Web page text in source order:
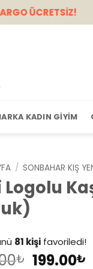
📦
KADIN GIYIM
/ SONBAHAR KIŞ
Logolu
81 kişi favoriledi!
sepetine ekledi!
₺ Orijinal
199.00₺